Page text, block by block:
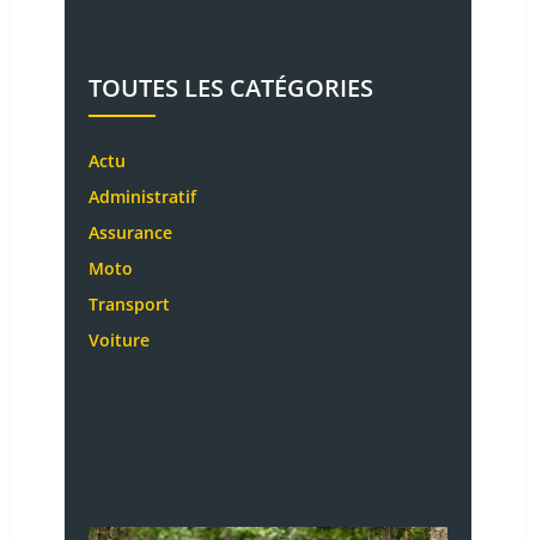
TOUTES LES CATÉGORIES
Actu
Administratif
Assurance
Moto
Transport
Voiture